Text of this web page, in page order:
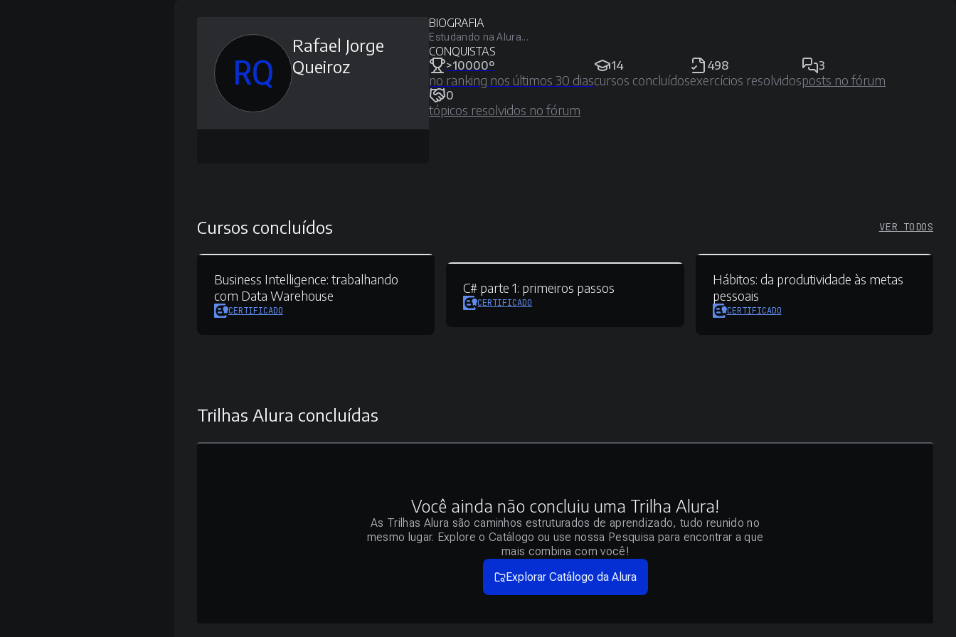
RQ
Rafael Jorge
Queiroz
BIOGRAFIA
Estudando na Alura...
CONQUISTAS
>10000º
no ranking nos últimos 30 dias
14
cursos concluídos
498
exercícios resolvidos
3
posts no fórum
0
tópicos resolvidos no fórum
Cursos concluídos VER TODOS
Business Intelligence:trabalhando
com Data Warehouse
CERTIFICADO
C# parte 1: primeiros passos
CERTIFICADO
Hábitos: da produtividade às metas
pessoais
CERTIFICADO
Trilhas Alura concluídas
Você ainda não concluiu uma Trilha Alura!
As Trilhas Alura são caminhos estruturados de aprendizado, tudo reunido no
mesmo lugar. Explore o Catálogo ou use nossa Pesquisa para encontrar a que
mais combina com você!
Explorar Catálogo da Alura